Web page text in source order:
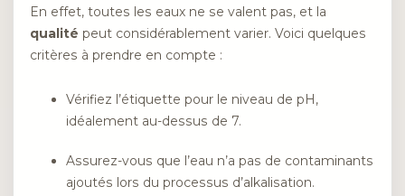
En effet, toutes les eaux ne se valent pas, et la
qualité peut considérablement varier. Voici quelques
critères à prendre en compte :
Vérifiez l’étiquette pour le niveau de pH,
idéalement au-dessus de 7.
Assurez-vous que l’eau n’a pas de contaminants
ajoutés lors du processus d’alkalisation.